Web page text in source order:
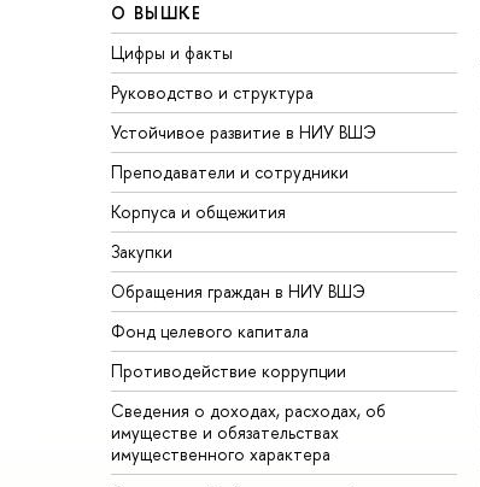
О ВЫШКЕ
Цифры и факты
Руководство и структура
Устойчивое развитие в НИУ ВШЭ
Преподаватели и сотрудники
Корпуса и общежития
Закупки
Обращения граждан в НИУ ВШЭ
Фонд целевого капитала
Противодействие коррупции
Сведения о доходах, расходах, об
имуществе и обязательствах
имущественного характера